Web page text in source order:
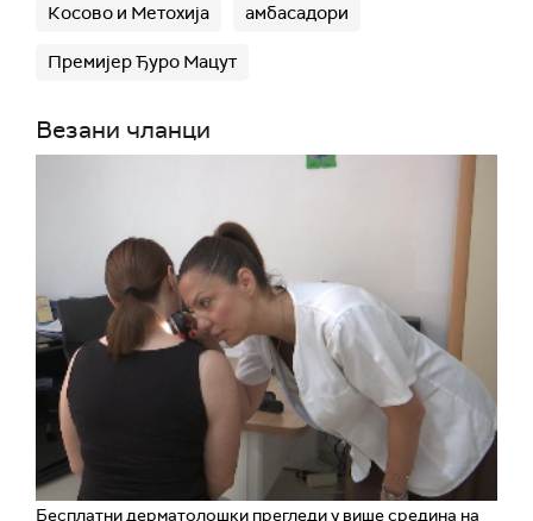
Косово и Метохија амбасадори
Премијер Ђуро Мацут
Везани чланци
Бесплатни дерматолошки прегледи у више средина на